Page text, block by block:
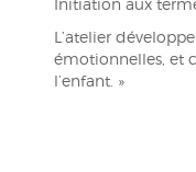
Initiation aux
L’atelier
émotionnelles, et
l’enfant. »